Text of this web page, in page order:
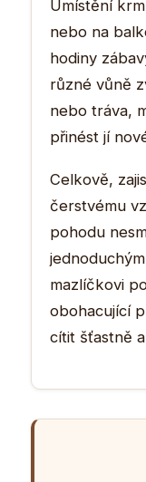
Umístění
nebo na
hodiny
různé vůně
nebo tráva,
přinést jí
Celkově,
čerstvému
pohodu
mazlíčkovi
obohacující
cítit šťastně